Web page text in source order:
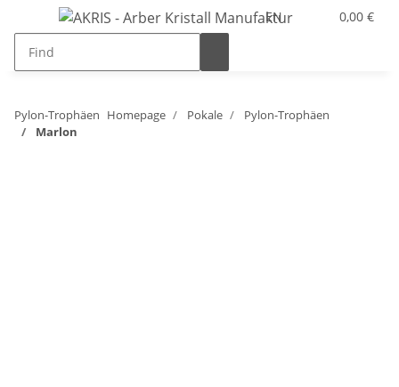
EN 0,00 €
Pylon-Trophäen Homepage Pokale
Pylon-Trophäen
Marlon